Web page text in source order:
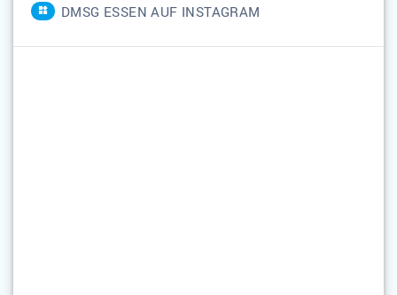
DMSG ESSEN AUF INSTAGRAM